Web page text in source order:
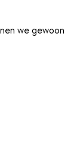
we gewoon